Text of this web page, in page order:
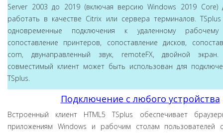
Server 2003 до 2019 (включая версию Windows 2019 Core)
работать в качестве Citrix или сервера терминалов.
одновременные подключения к удаленному рабочему
сопоставление принтеров, сопоставление дисков,
com, двунаправленный звук, remoteFX, двойной
совместимый клиент может быть использован для
TSplus.
Подключение с любого устройства
Встроенный клиент HTML5 TSplus обеспечивает
приложениям Windows и рабочим столам пользователей